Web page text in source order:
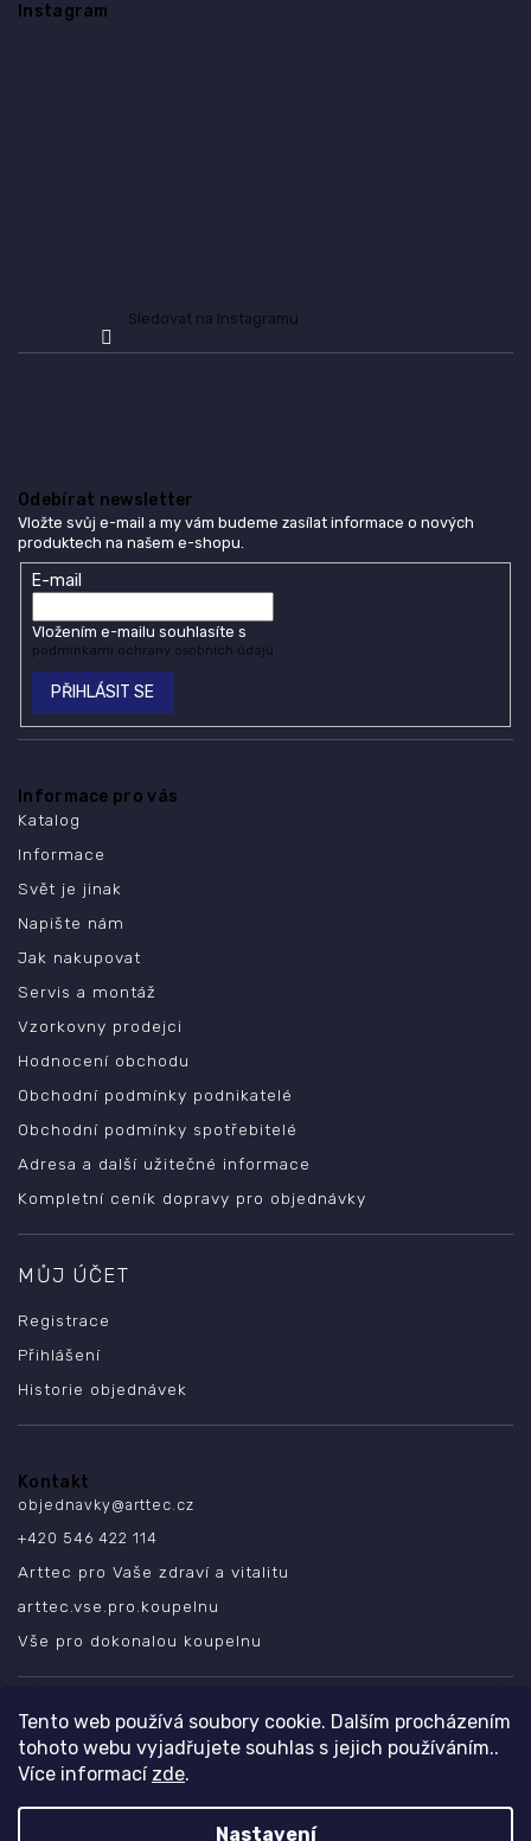
Tento web používá soubory cookie. Dalším procházením
tohoto webu vyjadřujete souhlas s jejich používáním..
Více informací zde.
Nastavení
Instagram
Sledovat na Instagramu
Odebírat newsletter
Vložte svůj e-mail a my vám budeme zasílat informace o nových
produktech na našem e-shopu.
E-mail
Vložením e-mailu souhlasíte s
podmínkami ochrany osobních údajů
PŘIHLÁSIT SE
Informace pro vás
Katalog
Informace
Svět je jinak
Napište nám
Jak nakupovat
Servis a montáž
Vzorkovny prodejci
Hodnocení obchodu
Obchodní podmínky podnikatelé
Obchodní podmínky spotřebitelé
Adresa a další užitečné informace
Kompletní ceník dopravy pro objednávky
MŮJ ÚČET
Registrace
Přihlášení
Historie objednávek
Kontakt
objednavky@arttec.cz
+420 546 422 114
Arttec pro Vaše zdraví a vitalitu
arttec.vse.pro.koupelnu
Vše pro dokonalou koupelnu
SLEDUJTE NÁS